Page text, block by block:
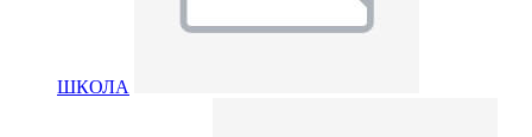
ШКОЛА